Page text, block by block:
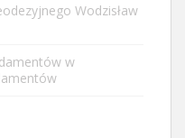
Wodzisław
w